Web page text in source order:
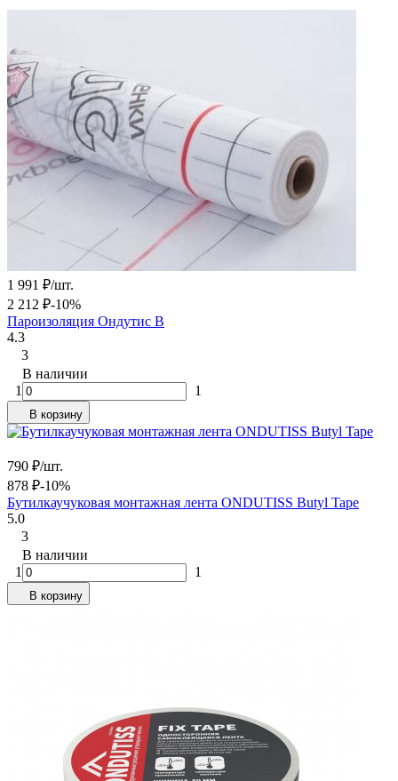
1 991 ₽/шт.
2 212 ₽-10%
Пароизоляция Ондутис B
4.3
3
В наличии
1
1
В корзину
790 ₽/шт.
878 ₽-10%
Бутилкаучуковая монтажная лента ONDUTISS Butyl Tape
5.0
3
В наличии
1
1
В корзину